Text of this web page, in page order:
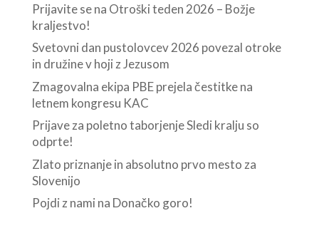
Prijavite se na Otroški teden 2026 – Božje
kraljestvo!
Svetovni dan pustolovcev 2026 povezal otroke
in družine v hoji z Jezusom
Zmagovalna ekipa PBE prejela čestitke na
letnem kongresu KAC
Prijave za poletno taborjenje Sledi kralju so
odprte!
Zlato priznanje in absolutno prvo mesto za
Slovenijo
Pojdi z nami na Donačko goro!